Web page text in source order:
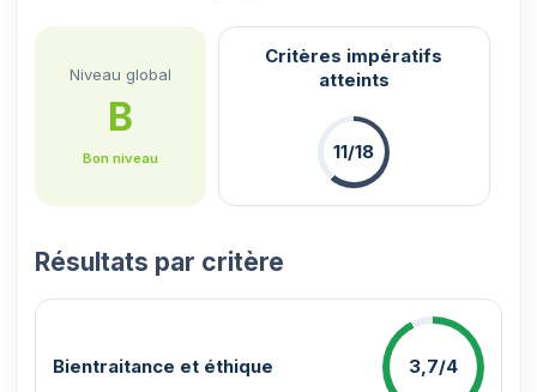
Niveau global
B
Bon niveau
Critères impératifs
atteints
11/18
Résultats par critère
Bientraitance et éthique 3,7/4